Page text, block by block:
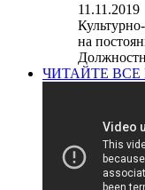
11.11.2019
на
ЧИТАЙТЕ ВСЕ